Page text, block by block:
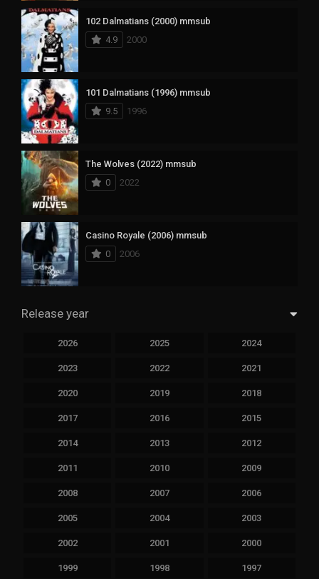
102 Dalmatians (2000) mmsub
4.9
2000
101 Dalmatians (1996) mmsub
9.5
1996
The Wolves (2022) mmsub
0
2022
Casino Royale (2006) mmsub
0
2006
Release year
2026 2025 2024
2023 2022 2021
2020 2019 2018
2017 2016 2015
2014 2013 2012
2011 2010 2009
2008 2007 2006
2005 2004 2003
2002 2001 2000
1999 1998 1997